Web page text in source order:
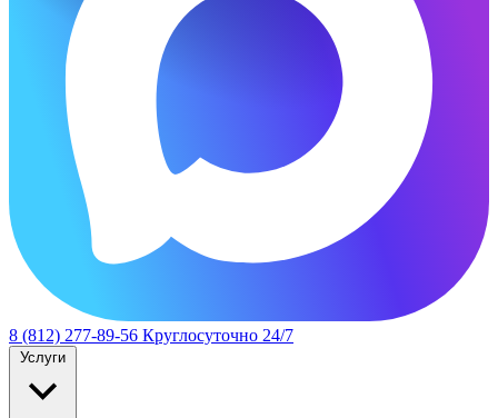
8 (812) 277-89-56 Круглосуточно 24/7
Услуги